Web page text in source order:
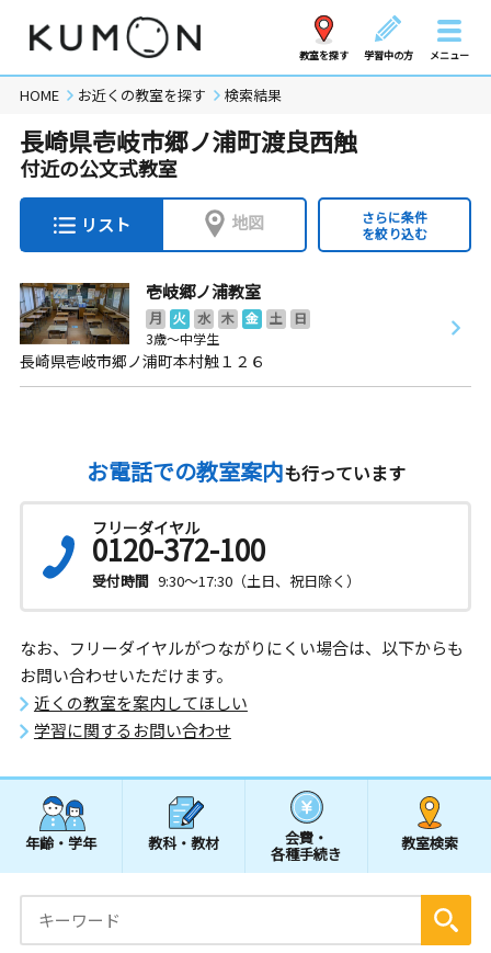
教室を探す 学習中の方 メニュー
HOME お近くの教室を探す 検索結果
長崎県壱岐市郷ノ浦町渡良西触
付近の公文式教室
リスト 地図
さらに条件
を絞り込む
壱岐郷ノ浦教室
月 火 水 木 金 土
日
3歳～中学生
長崎県壱岐市郷ノ浦町本村触１２６
お電話での教室案内も行っています
フリーダイヤル
0120-372-100
受付時間 9:30～17:30（土日、祝日除く）
なお、フリーダイヤルがつながりにくい場合は、以下からも
お問い合わせいただけます。
近くの教室を案内してほしい
学習に関するお問い合わせ
年齢・学年 教科・教材 会費・
各種手続き
教室検索